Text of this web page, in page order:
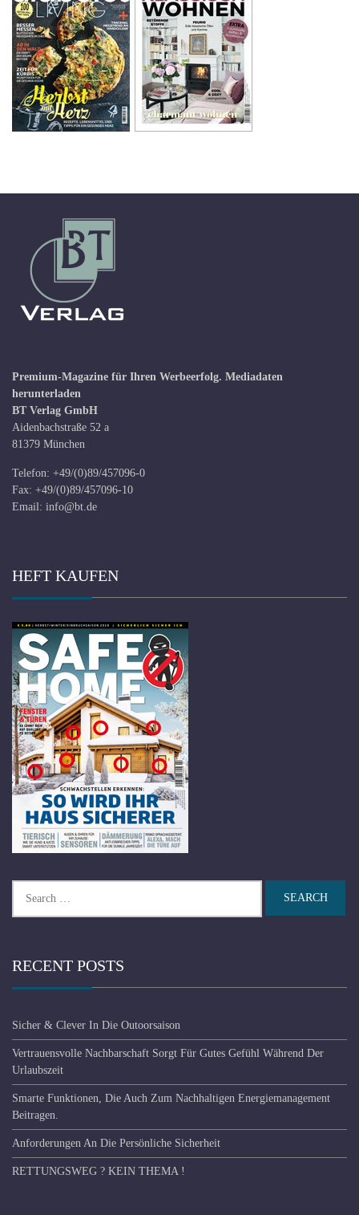
Premium-Magazine für Ihren Werbeerfolg. Mediadaten
herunterladen
BT Verlag GmbH
Aidenbachstraße 52 a
81379 München
Telefon: +49/(0)89/457096-0
Fax: +49/(0)89/457096-10
Email: info@bt.de
HEFT KAUFEN
for:
RECENT POSTS
Sicher & Clever In Die Outoorsaison
Vertrauensvolle Nachbarschaft Sorgt Für Gutes Gefühl Während Der
Urlaubszeit
Smarte Funktionen, Die Auch Zum Nachhaltigen Energiemanagement
Beitragen.
Anforderungen An Die Persönliche Sicherheit
RETTUNGSWEG ? KEIN THEMA !